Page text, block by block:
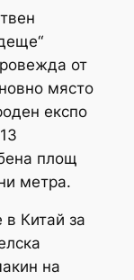
от
място
експо
площ
метра.
Китай за
на